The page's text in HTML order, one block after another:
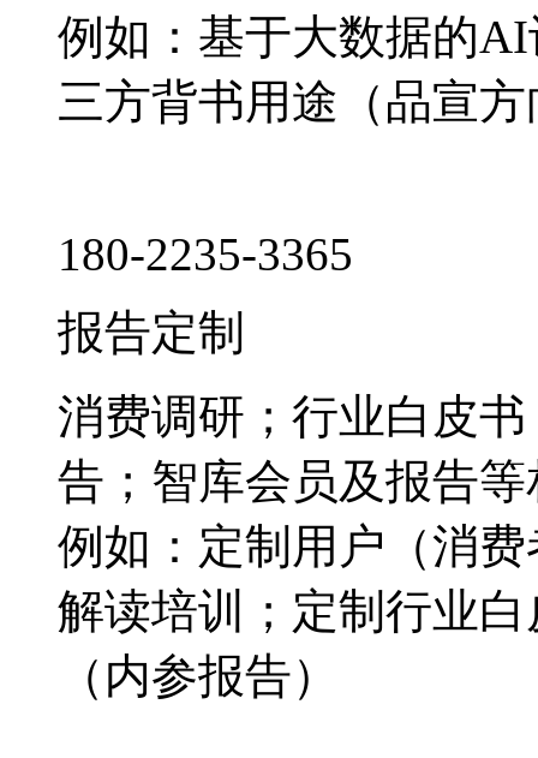
例如：基于大数据的
三方背书用途（品宣
180-2235-3365
报告定制
消费调研；行业白皮
告；智库会员及报告
例如：定制用户（消
解读培训；定制行业
（内参报告）